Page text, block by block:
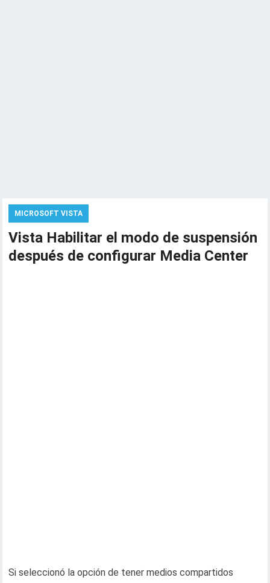
MICROSOFT VISTA
Vista Habilitar el modo de suspensión
después de configurar Media Center
Si seleccionó la opción de tener medios compartidos